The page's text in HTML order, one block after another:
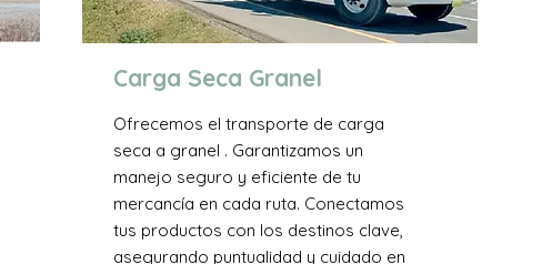
Carga Seca Granel
Ofrecemos el transporte de carga
seca a granel . Garantizamos un
manejo seguro y eficiente de tu
mercancía en cada ruta. Conectamos
tus productos con los destinos clave,
asegurando puntualidad y cuidado en